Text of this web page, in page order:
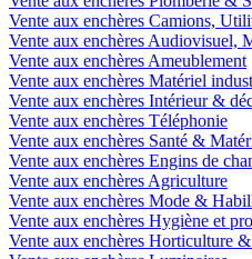
Vente aux enchères Camions,
Vente aux enchères Audiovisuel,
Vente aux enchères Ameublement
Vente aux enchères Matériel
Vente aux enchères Intérieur &
Vente aux enchères Téléphonie
Vente aux enchères Santé &
Vente aux enchères Engins de
Vente aux enchères Agriculture
Vente aux enchères Mode &
Vente aux enchères Hygiène et
Vente aux enchères Horticulture